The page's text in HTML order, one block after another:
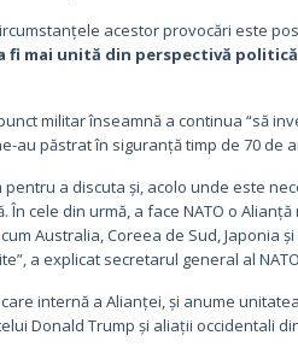
acestor provocări este
mai unită din perspectivă politică
militar înseamnă a continua “să
au păstrat în siguranță timp de 70 de
a discuta și, acolo unde este
cele din urmă, a face NATO o Alianță
Australia, Coreea de Sud, Japonia
a explicat secretarul general al
internă a Alianței, și anume
Donald Trump și aliații occidentali